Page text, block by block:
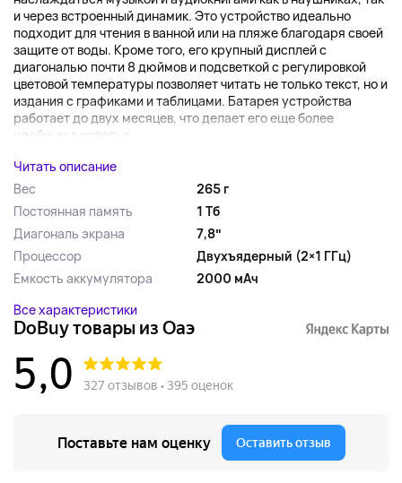
и через встроенный динамик. Это устройство идеально
подходит для чтения в ванной или на пляже благодаря своей
защите от воды. Кроме того, его крупный дисплей с
диагональю почти 8 дюймов и подсветкой с регулировкой
цветовой температуры позволяет читать не только текст, но и
издания с графиками и таблицами. Батарея устройства
работает до двух месяцев, что делает его еще более
удобным в использ...
Читать описание
Вес
265 г
Постоянная память
1 Тб
Диагональ экрана
7,8ʺ
Процессор
Двухъядерный (2×1 ГГц)
Емкость аккумулятора
2000 мАч
Все характеристики